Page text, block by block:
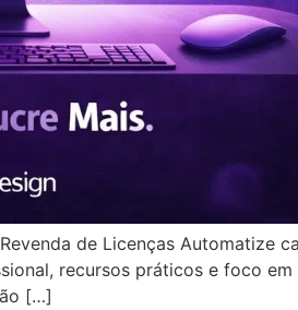
de Licenças Automatize
recursos práticos e foco
[…]